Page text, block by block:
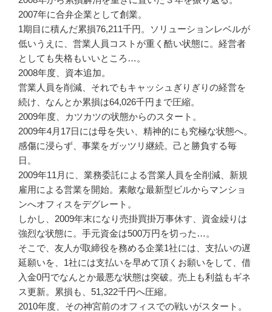
2007年に合弁企業として創業。
1期目に積んだ累損76,211千円。ソリューションレベルが
低いうえに、営業人員コストが重く酷い状態に。経営者
としても失格もいいところ…。
2008年度、資本追加。
営業人員を削減、それでもキャッシュぎりぎりの経営を
続け、なんとか累損は64,026千円まで圧縮。
2009年度、カツカツの状態からのスタート。
2009年4月17日には母を失い、精神的にも究極な状態へ。
感傷に浸らず、事業をガッツリ継続。己と勝負する毎
日。
2009年11月に、業務委託による営業人員を全削減、新規
雇用による営業を開始。素敵な最新型ビルからマンショ
ンへオフィスをデグレート。
しかし、2009年末になり売掛買掛万事休す、資金繰りは
強烈な状態に。手元資金は500万円を切った…。
そこで、友人が取締役を務める企業1社には、支払いの遅
延願いを、1社には支払いを早めて頂くお願いをして、借
入金0円でなんとか最悪な状態は突破。売上も利益もギネ
ス更新。累損も、51,322千円へ圧縮。
2010年度、その神宮前のオフィスでの戦いがスタート。